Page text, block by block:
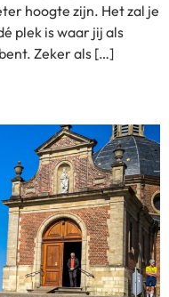
hoogte zijn. Het zal je
plek is waar jij als
Zeker als […]